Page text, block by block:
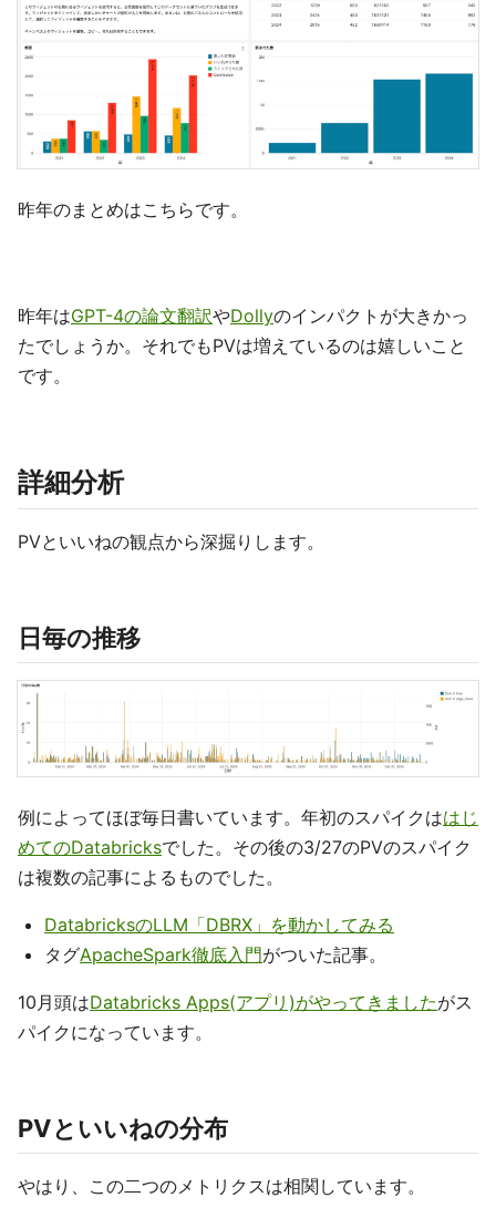
昨年のまとめはこちらです。
昨年はGPT-4の論文翻訳やDollyのインパクトが大きかっ
たでしょうか。それでもPVは増えているのは嬉しいこと
です。
詳細分析
PVといいねの観点から深掘りします。
日毎の推移
例によってほぼ毎日書いています。年初のスパイクははじ
めてのDatabricksでした。その後の3/27のPVのスパイク
は複数の記事によるものでした。
DatabricksのLLM「DBRX」を動かしてみる
タグApacheSpark徹底入門がついた記事。
10月頭はDatabricks Apps(アプリ)がやってきましたがス
パイクになっています。
PVといいねの分布
やはり、この二つのメトリクスは相関しています。